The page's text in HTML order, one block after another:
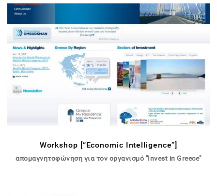
Workshop [“Economic Intelligence”]
απομαγνητοφώνηση για τον οργανισμό "Invest in Greece"